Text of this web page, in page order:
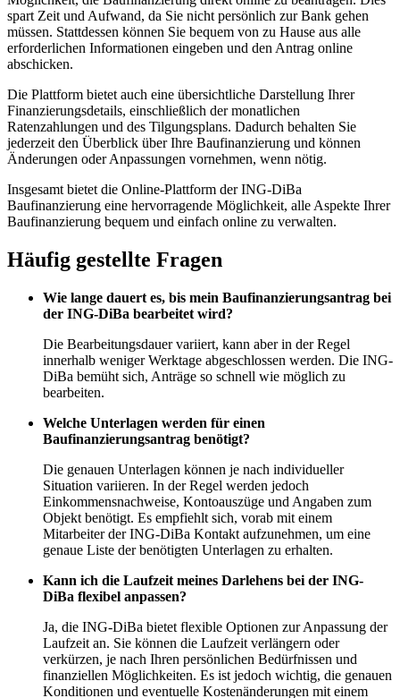
spart Zeit und Aufwand, da Sie nicht persönlich zur Bank gehen
müssen. Stattdessen können Sie bequem von zu Hause aus alle
erforderlichen Informationen eingeben und den Antrag online
abschicken.
Die Plattform bietet auch eine übersichtliche Darstellung Ihrer
Finanzierungsdetails, einschließlich der monatlichen
Ratenzahlungen und des Tilgungsplans. Dadurch behalten Sie
jederzeit den Überblick über Ihre Baufinanzierung und können
Änderungen oder Anpassungen vornehmen, wenn nötig.
Insgesamt bietet die Online-Plattform der ING-DiBa
Baufinanzierung eine hervorragende Möglichkeit, alle Aspekte Ihrer
Baufinanzierung bequem und einfach online zu verwalten.
Häufig gestellte Fragen
Wie lange dauert es, bis mein Baufinanzierungsantrag bei
der ING-DiBa bearbeitet wird?
Die Bearbeitungsdauer variiert, kann aber in der Regel
innerhalb weniger Werktage abgeschlossen werden. Die ING-
DiBa bemüht sich, Anträge so schnell wie möglich zu
bearbeiten.
Welche Unterlagen werden für einen
Baufinanzierungsantrag benötigt?
Die genauen Unterlagen können je nach individueller
Situation variieren. In der Regel werden jedoch
Einkommensnachweise, Kontoauszüge und Angaben zum
Objekt benötigt. Es empfiehlt sich, vorab mit einem
Mitarbeiter der ING-DiBa Kontakt aufzunehmen, um eine
genaue Liste der benötigten Unterlagen zu erhalten.
Kann ich die Laufzeit meines Darlehens bei der ING-
DiBa flexibel anpassen?
Ja, die ING-DiBa bietet flexible Optionen zur Anpassung der
Laufzeit an. Sie können die Laufzeit verlängern oder
verkürzen, je nach Ihren persönlichen Bedürfnissen und
finanziellen Möglichkeiten. Es ist jedoch wichtig, die genauen
Konditionen und eventuelle Kostenänderungen mit einem